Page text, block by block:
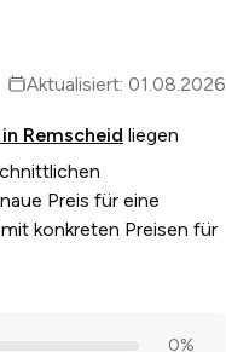
Aktualisiert: 01.08.2026
Remscheid liegen
Preis für eine
konkreten Preisen für